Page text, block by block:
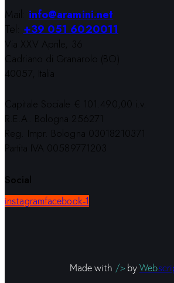
Mail: info@aramini.net
Tel: +39 051 6020011
Via XXV Aprile, 36
Cadriano di Granarolo (BO)
40057, Italia
Capitale Sociale € 101.490,00 i.v.
R.E.A. Bologna 256271
Reg. Impr. Bologna 03018210371
Partita IVA 00589771203
Social
instagramfacebook-1
Made with />byWeb